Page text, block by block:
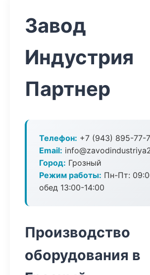
Завод
Индустрия
Партнер
Телефон: +7 (943) 895-77-
Email:
Город: Грозный
Режим работы: Пн-Пт:
обед 13:00-14:00
Производство
оборудования в